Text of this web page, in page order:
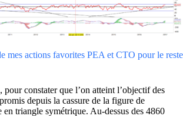
mes actions favorites PEA et CTO pour le reste
constater que l’on atteint l’objectif des
depuis la cassure de la figure de
en triangle symétrique. Au-dessus des 4860